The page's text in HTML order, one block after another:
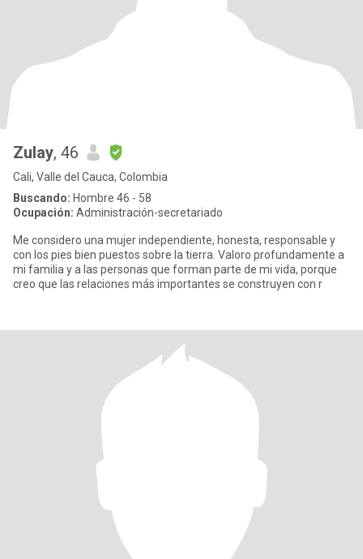
Zulay, 46
Cali, Valle del Cauca, Colombia
Buscando: Hombre 46 - 58
Ocupación: Administración-secretariado
Me considero una mujer independiente, honesta, responsable y
con los pies bien puestos sobre la tierra. Valoro profundamente a
mi familia y a las personas que forman parte de mi vida, porque
creo que las relaciones más importantes se construyen con r